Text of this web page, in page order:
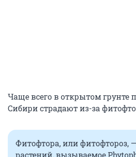
Чаще всего в открытом грунте
Сибири страдают из-за
Фитофтора, или фитофтороз,
растений, вызываемое